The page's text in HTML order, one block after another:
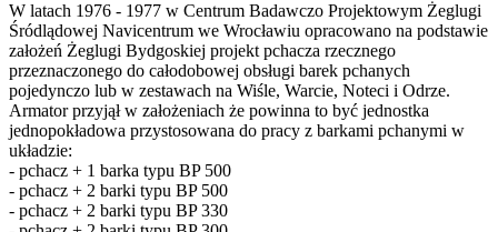
W latach 1976 - 1977 w Centrum Badawczo Projektowym Żeglugi
Śródlądowej Navicentrum we Wrocławiu opracowano na podstawie
założeń Żeglugi Bydgoskiej projekt pchacza rzecznego
przeznaczonego do całodobowej obsługi barek pchanych
pojedynczo lub w zestawach na Wiśle, Warcie, Noteci i Odrze.
Armator przyjął w założeniach że powinna to być jednostka
jednopokładowa przystosowana do pracy z barkami pchanymi w
układzie:
- pchacz + 1 barka typu BP 500
- pchacz + 2 barki typu BP 500
- pchacz + 2 barki typu BP 330